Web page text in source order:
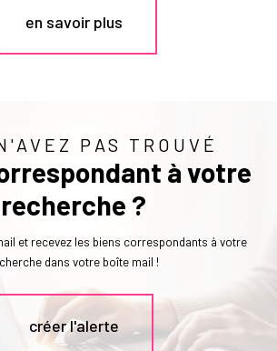
en savoir plus
PAS TROUVÉ
à votre
recherche ?
et recevez les biens correspondants à votre
dans votre boîte mail !
créer l'alerte